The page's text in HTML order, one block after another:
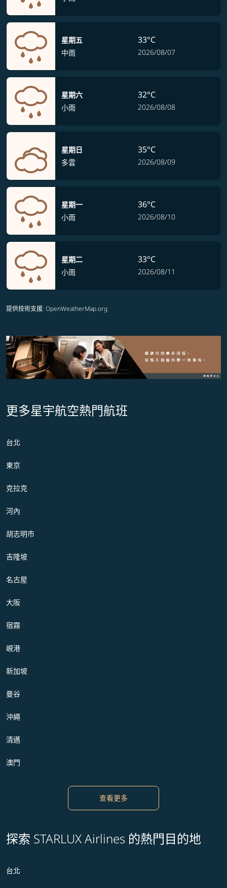
星期五
中雨
33°C
2026/08/07
星期六
小雨
32°C
2026/08/08
星期日
多雲
35°C
2026/08/09
星期一
小雨
36°C
2026/08/10
星期二
小雨
33°C
2026/08/11
提供技術支援: OpenWeatherMap.org
更多星宇航空熱門航班
台北
東京
克拉克
河內
胡志明市
吉隆坡
名古屋
大阪
宿霧
峴港
新加坡
曼谷
沖繩
清邁
澳門
查看更多
探索 STARLUX Airlines 的熱門目的地
台北